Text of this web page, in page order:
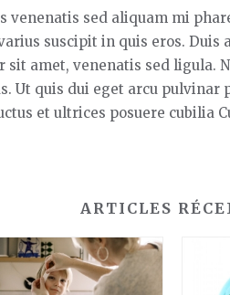
venenatis sed aliquam mi
suscipit in quis eros.
sit amet, venenatis sed ligula.
Ut quis dui eget arcu pulvinar
et ultrices posuere cubilia
ARTICLES